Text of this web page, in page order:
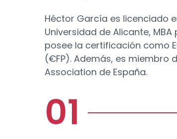
Héctor García es licenciado
Universidad de Alicante,
posee la certificación como
(€FP). Además, es miembro
Association de España.